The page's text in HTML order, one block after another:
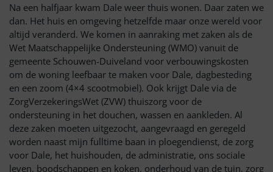
Na een halfjaar kwam Dale weer thuis wonen. Daar zaten we
dan. Het huis en omgeving hetzelfde maar onze wereld voor
altijd veranderd. We komen in aanraking met zaken als de
Wet Maatschappelijke Ondersteuning (WMO) vanuit de
gemeente Schouwen-Duiveland voor verbouwingskosten
om de woning leefbaar te maken voor Dale, dagbesteding
en een zoom (4×4 scootmobiel). Ook krijgt Dale via de
ZorgVerzekeringsWet (ZVW) thuiszorg voor de
ondersteuning in het douchen, wassen en aankleden. Al
deze zaken moeten uitgezocht, aangevraagd en geregeld
worden naast mijn fulltime baan in ploegendienst, de zorg
voor Dale, het huishouden, de administratie, ons sociale
leven, boodschappen en koken, onderhoud van de tuin, zorg